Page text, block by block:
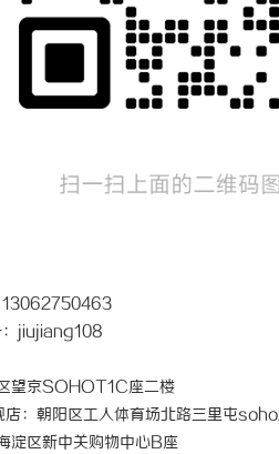
jiujiang108
京SOHOT1C座二楼
朝阳区工人体育场北路三里屯
区新中关购物中心B座